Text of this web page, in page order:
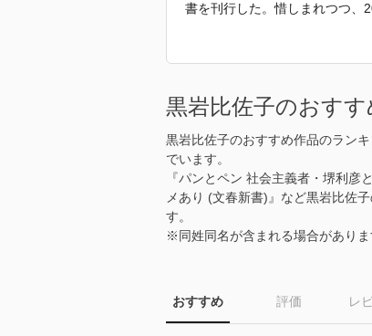
書を刊行した。惜しまれつつ、
「2018年 『歴史のかげに美食
す。」
黒岩比佐子のおす
黒岩比佐子のおすすめ作品のラン
でいます。
『パンとペン 社会主義者・堺利
メあり (文春新書)』など黒岩比佐
す。
※同姓同名が含まれる場合がありま
おすすめ 評価 レ